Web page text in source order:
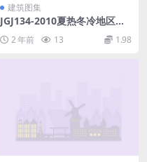
建筑图集
JGJ134-2010夏热冬冷地区居
2 年前 13 1.98